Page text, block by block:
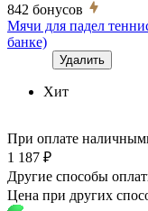
842 бонусов
Мячи для падел
банке)
Удалить
Хит
При оплате
1 187 ₽
Другие способы
Цена при других